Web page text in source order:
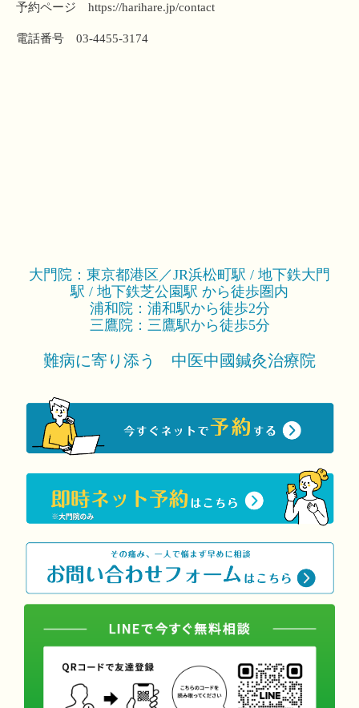
予約ページ https://harihare.jp/contact
電話番号 03-4455-3174
大門院：東京都港区／JR浜松町駅 / 地下鉄大門
駅 / 地下鉄芝公園駅 から徒歩圏内
浦和院：浦和駅から徒歩2分
三鷹院：三鷹駅から徒歩5分
難病に寄り添う 中医中國鍼灸治療院